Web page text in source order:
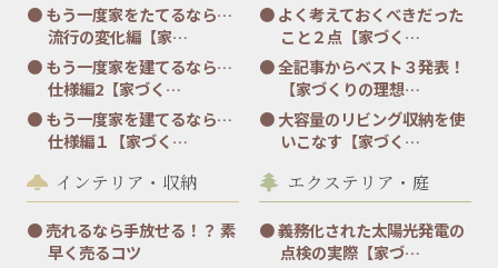
もう一度家をたてるなら…
流行の変化編【家…
もう一度家を建てるなら…
仕様編2【家づく…
もう一度家を建てるなら…
仕様編１【家づく…
よく考えておくべきだった
こと２点【家づく…
全記事からベスト３発表！
【家づくりの理想…
大容量のリビング収納を使
いこなす【家づく…
インテリア・収納
売れるなら手放せる！？ 素
早く売るコツ
エクステリア・庭
義務化された太陽光発電の
点検の実際【家づ…